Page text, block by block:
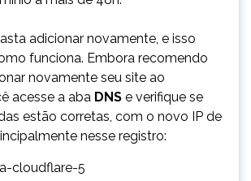
adicionar novamente, e isso
funciona. Embora recomendo
novamente seu site ao
acesse a aba DNS e verifique se
estão corretas, com o novo IP de
nesse registro: